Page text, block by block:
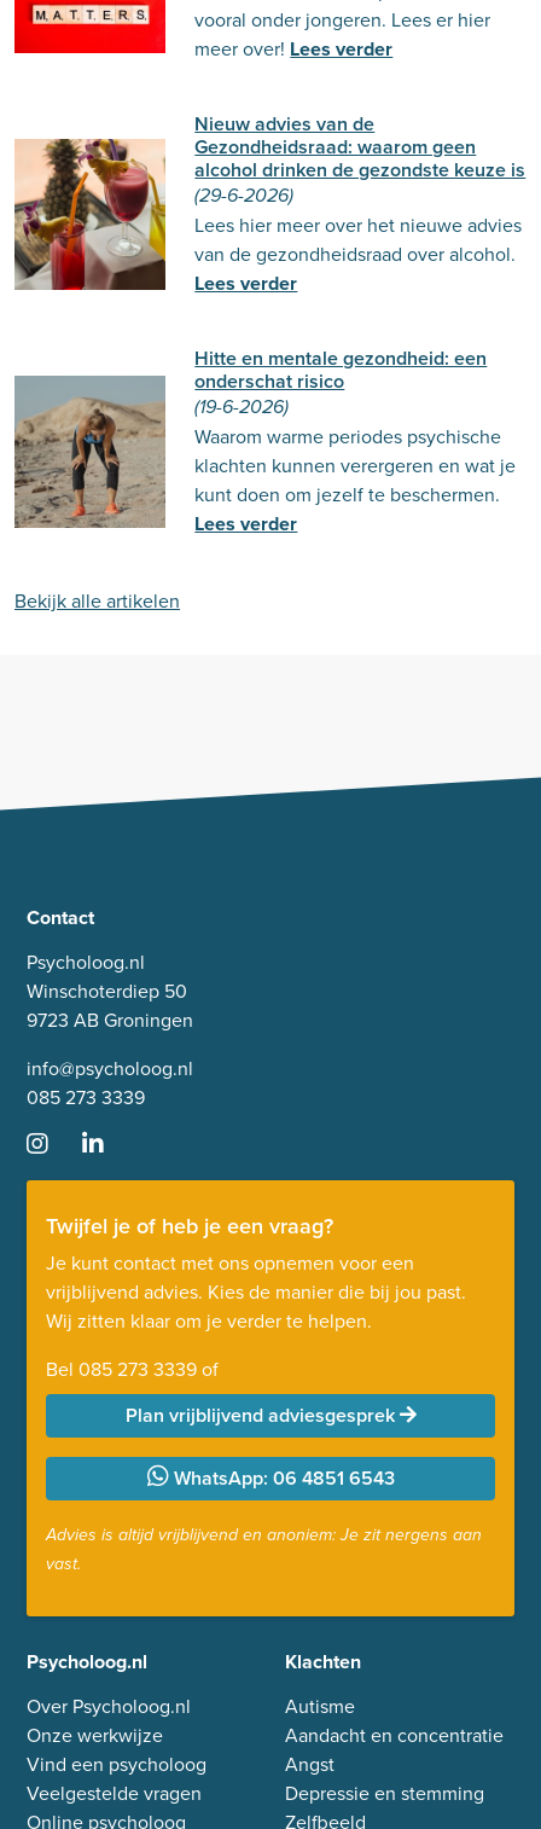
vooral onder jongeren. Lees er hier
meer over! Lees verder
Nieuw advies van de
Gezondheidsraad: waarom geen
alcohol drinken de gezondste keuze is
(29-6-2026)
Lees hier meer over het nieuwe advies
van de gezondheidsraad over alcohol.
Lees verder
Hitte en mentale gezondheid: een
onderschat risico
(19-6-2026)
Waarom warme periodes psychische
klachten kunnen verergeren en wat je
kunt doen om jezelf te beschermen.
Lees verder
Bekijk alle artikelen
Contact
Psycholoog.nl
Winschoterdiep 50
9723 AB Groningen
info@psycholoog.nl
085 273 3339
Twijfel je of heb je een vraag?
Je kunt contact met ons opnemen voor een
vrijblijvend advies. Kies de manier die bij jou past.
Wij zitten klaar om je verder te helpen.
Bel 085 273 3339of
Plan vrijblijvend adviesgesprek
WhatsApp: 06 4851 6543
Advies is altijd vrijblijvend en anoniem: Je zit nergens aan
vast.
Psycholoog.nl
Over Psycholoog.nl
Onze werkwijze
Vind een psycholoog
Veelgestelde vragen
Online psycholoog
Klachten
Autisme
Aandacht en concentratie
Angst
Depressie en stemming
Zelfbeeld